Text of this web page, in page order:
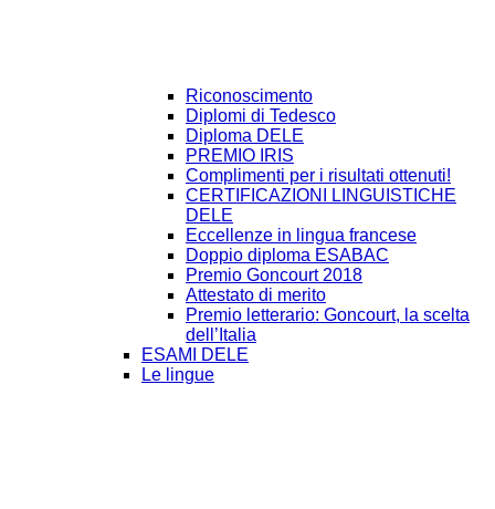
Riconoscimento
Diplomi di Tedesco
Diploma DELE
PREMIO IRIS
Complimenti per i risultati ottenuti!
CERTIFICAZIONI LINGUISTICHE
DELE
Eccellenze in lingua francese
Doppio diploma ESABAC
Premio Goncourt 2018
Attestato di merito
Premio letterario: Goncourt, la scelta
dell’Italia
ESAMI DELE
Le lingue